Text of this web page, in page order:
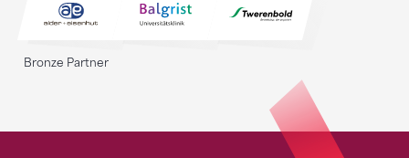
Bronze Partner